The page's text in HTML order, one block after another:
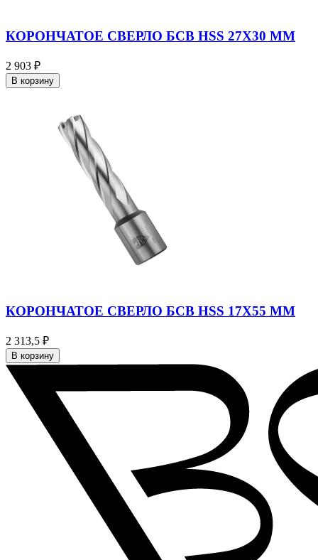
КОРОНЧАТОЕ СВЕРЛО БСВ HSS 27X30 ММ
2 903 ₽
В корзину
КОРОНЧАТОЕ СВЕРЛО БСВ HSS 17X55 ММ
2 313,5 ₽
В корзину